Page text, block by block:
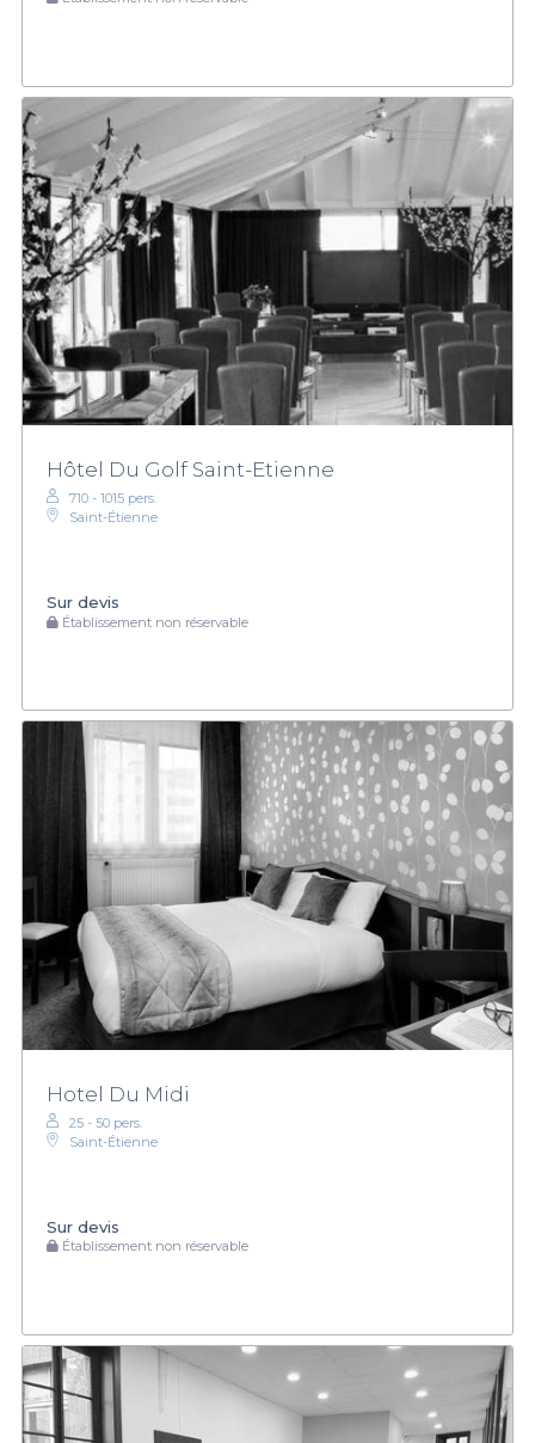
Hôtel Du Golf Saint-Etienne
710 - 1015 pers.
Saint-Étienne
Sur devis
Établissement non réservable
Hotel Du Midi
25 - 50 pers.
Saint-Étienne
Sur devis
Établissement non réservable